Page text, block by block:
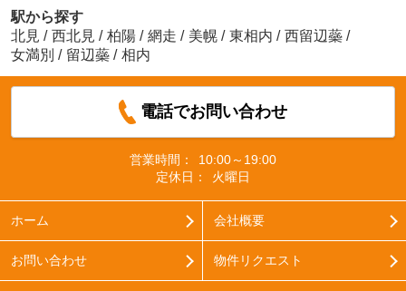
駅から探す
北見 / 西北見 / 柏陽 / 網走 / 美幌 / 東相内 / 西留辺蘂 /
女満別 / 留辺蘂 / 相内
電話でお問い合わせ
営業時間：
10:00～19:00
定休日：
火曜日
ホーム 会社概要
お問い合わせ 物件リクエスト